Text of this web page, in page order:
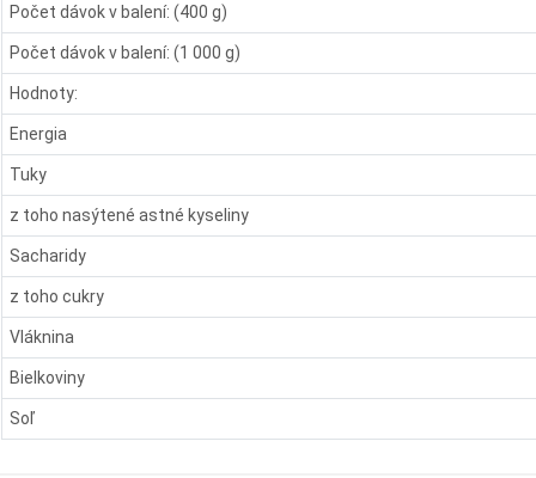
Počet dávok v balení: (400 g)
Počet dávok v balení: (1 000 g)
Hodnoty:
Energia
Tuky
z toho nasýtené astné kyseliny
Sacharidy
z toho cukry
Vláknina
Bielkoviny
Soľ